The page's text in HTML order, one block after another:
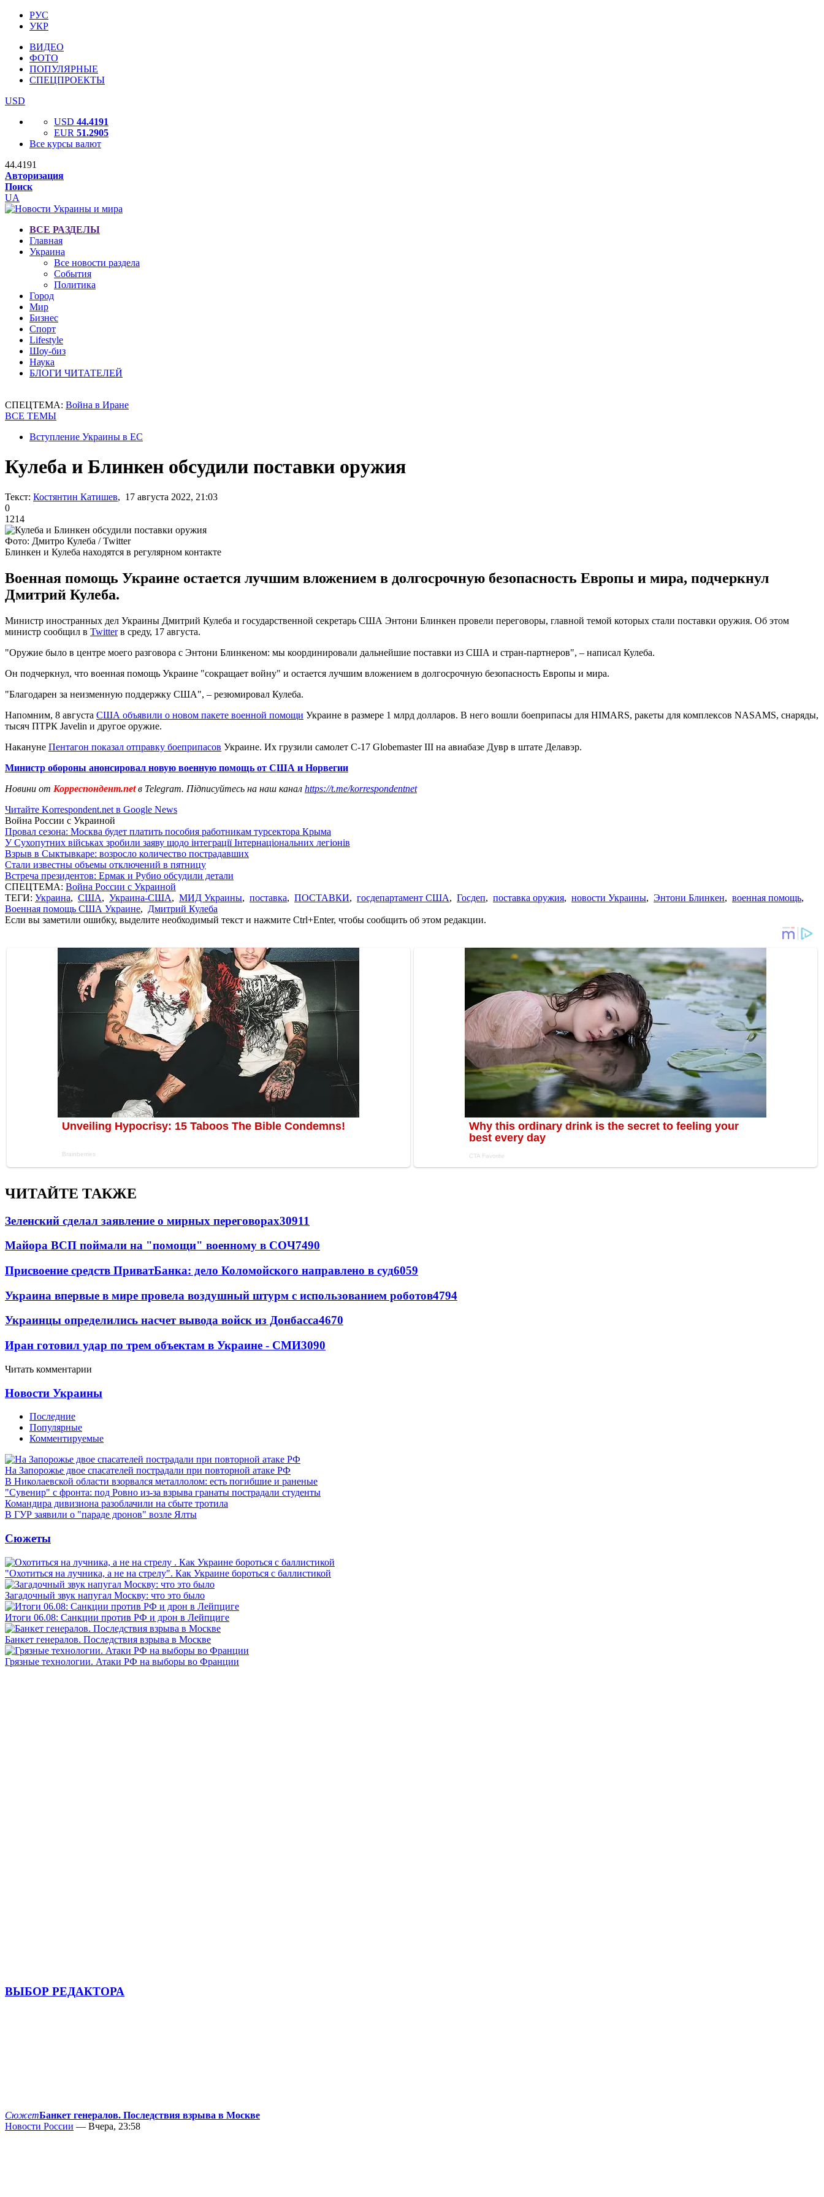
РУС
УКР
ВИДЕО
ФОТО
ПОПУЛЯРНЫЕ
СПЕЦПРОЕКТЫ
USD
USD 44.4191
EUR 51.2905
Все курсы валют
44.4191
Авторизация
Поиск
UA
ВСЕ РАЗДЕЛЫ
Главная
Украина
Все новости раздела
События
Политика
Город
Мир
Бизнес
Спорт
Lifestyle
Шоу-биз
Наука
БЛОГИ ЧИТАТЕЛЕЙ
СПЕЦТЕМА: Война в Иране
ВСЕ ТЕМЫ
Вступление Украины в ЕС
Кулеба и Блинкен обсудили поставки оружия
Текст: Костянтин Катишев, 17 августа 2022, 21:03
0
1214
Фото: Дмитро Кулеба / Twitter
Блинкен и Кулеба находятся в регулярном контакте
Военная помощь Украине остается лучшим вложением в долгосрочную безопасность Европы и мира, подчеркнул
Дмитрий Кулеба.
Министр иностранных дел Украины Дмитрий Кулеба и государственной секретарь США Энтони Блинкен провели переговоры, главной темой которых стали поставки оружия. Об этом
министр сообщил в Twitterв среду, 17 августа.
"Оружие было в центре моего разговора с Энтони Блинкеном: мы координировали дальнейшие поставки из США и стран-партнеров", – написал Кулеба.
Он подчеркнул, что военная помощь Украине "сокращает войну" и остается лучшим вложением в долгосрочную безопасность Европы и мира.
"Благодарен за неизменную поддержку США", – резюмировал Кулеба.
Напомним, 8 августа США объявили о новом пакете военной помощи Украине в размере 1 млрд долларов. В него вошли боеприпасы для HIMARS, ракеты для комплексов NASAMS, снаряды,
тысяч ПТРК Javelin и другое оружие.
Накануне Пентагон показал отправку боеприпасов Украине. Их грузили самолет C-17 Globemaster III на авиабазе Дувр в штате Делавэр.
Министр обороны анонсировал новую военную помощь от США и Норвегии
Новини от Корреспондент.netв Telegram. Підписуйтесь на наш канал https://t.me/korrespondentnet
Читайте Korrespondent.net в Google News
Война России с Украиной
Провал сезона: Москва будет платить пособия работникам турсектора Крыма
У Сухопутних військах зробили заяву щодо інтеграції Інтернаціональних легіонів
Взрыв в Сыктывкаре: возросло количество пострадавших
Стали известны объемы отключений в пятницу
Встреча президентов: Ермак и Рубио обсудили детали
СПЕЦТЕМА: Война России с Украиной
ТЕГИ: Украина, США, Украина-США, МИД Украины, поставка, ПОСТАВКИ, госдепартамент США, Госдеп, поставка оружия, новости Украины, Энтони Блинкен, военная помощь,
Военная помощь США Украине, Дмитрий Кулеба
Если вы заметили ошибку, выделите необходимый текст и нажмите Ctrl+Enter, чтобы сообщить об этом редакции.
ЧИТАЙТЕ ТАКЖЕ
Зеленский сделал заявление о мирных переговорах30911
Майора ВСП поймали на "помощи" военному в СОЧ7490
Присвоение средств ПриватБанка: дело Коломойского направлено в суд6059
Украина впервые в мире провела воздушный штурм с использованием роботов4794
Украинцы определились насчет вывода войск из Донбасса4670
Иран готовил удар по трем объектам в Украине - СМИ3090
Читать комментарии
Новости Украины
Последние
Популярные
Комментируемые
На Запорожье двое спасателей пострадали при повторной атаке РФ
В Николаевской области взорвался металлолом: есть погибшие и раненые
"Сувенир" с фронта: под Ровно из-за взрыва гранаты пострадали студенты
Командира дивизиона разоблачили на сбыте тротила
В ГУР заявили о "параде дронов" возле Ялты
Сюжеты
"Охотиться на лучника, а не на стрелу". Как Украине бороться с баллистикой
Загадочный звук напугал Москву: что это было
Итоги 06.08: Санкции против РФ и дрон в Лейпциге
Банкет генералов. Последствия взрыва в Москве
Грязные технологии. Атаки РФ на выборы во Франции
ВЫБОР РЕДАКТОРА
СюжетБанкет генералов. Последствия взрыва в Москве
Новости России — Вчера, 23:58